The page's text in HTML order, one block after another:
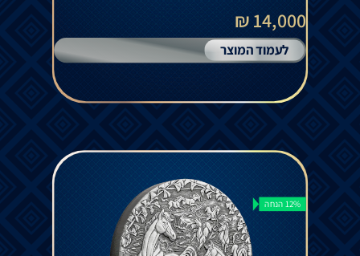
14,000 ₪
לעמוד המוצר
12% הנחה